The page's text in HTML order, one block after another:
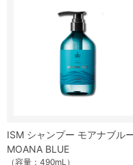
ISM シャンプー モアナブル
MOANA BLUE
（容量：490mL）